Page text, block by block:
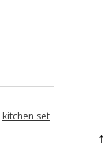
kitchen set
↑